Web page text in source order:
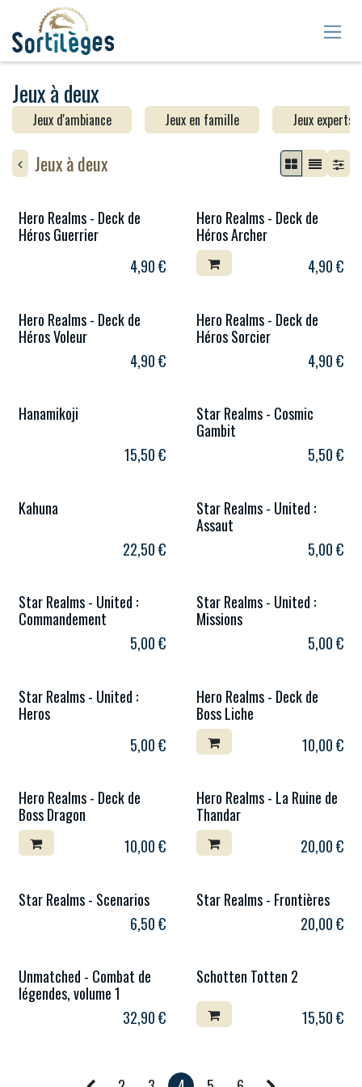
Se rendre au contenu
Jeux à deux
Jeux d'ambiance Jeux en famille Jeux experts
Jeux à deux
Hero Realms - Deck de
Héros Guerrier
4,90€
Hero Realms - Deck de
Héros Archer
4,90€
Hero Realms - Deck de
Héros Voleur
4,90€
Hero Realms - Deck de
Héros Sorcier
4,90€
Hanamikoji
15,50€
Star Realms - Cosmic
Gambit
5,50€
Kahuna
22,50€
Star Realms - United :
Assaut
5,00€
Star Realms - United :
Commandement
5,00€
Star Realms - United :
Missions
5,00€
Star Realms - United :
Heros
5,00€
Hero Realms - Deck de
Boss Liche
10,00€
Hero Realms - Deck de
Boss Dragon
10,00€
Hero Realms - La Ruine de
Thandar
20,00€
Star Realms - Scenarios
6,50€
Star Realms - Frontières
20,00€
Unmatched - Combat de
légendes, volume 1
32,90€
Schotten Totten 2
15,50€